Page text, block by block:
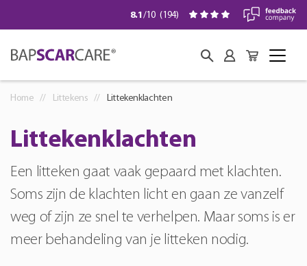
8.1/10 (194)
Home Littekens Littekenklachten
Littekenklachten
Een litteken gaat vaak gepaard met klachten.
Soms zijn de klachten licht en gaan ze vanzelf
weg of zijn ze snel te verhelpen. Maar soms is er
meer behandeling van je litteken nodig.